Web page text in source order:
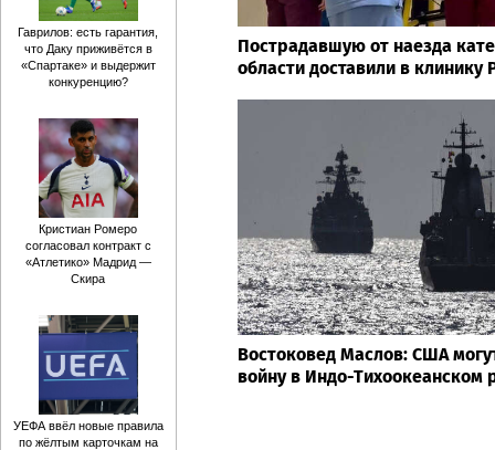
Пострадавшую от наезда
области доставили в клинику
Востоковед Маслов: США
войну в Индо-Тихоокеанском
Гаврилов: есть гарантия,
что Даку приживётся в
«Спартаке» и выдержит
конкуренцию?
Кристиан Ромеро
согласовал контракт с
«Атлетико» Мадрид —
Скира
УЕФА ввёл новые правила
по жёлтым карточкам на